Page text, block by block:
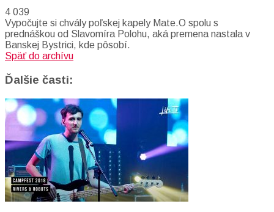
4 039
Vypočujte si chvály poľskej kapely Mate.O spolu s
prednáškou od Slavomíra Polohu, aká premena nastala v
Banskej Bystrici, kde pôsobí.
Späť do archívu
Ďalšie časti: